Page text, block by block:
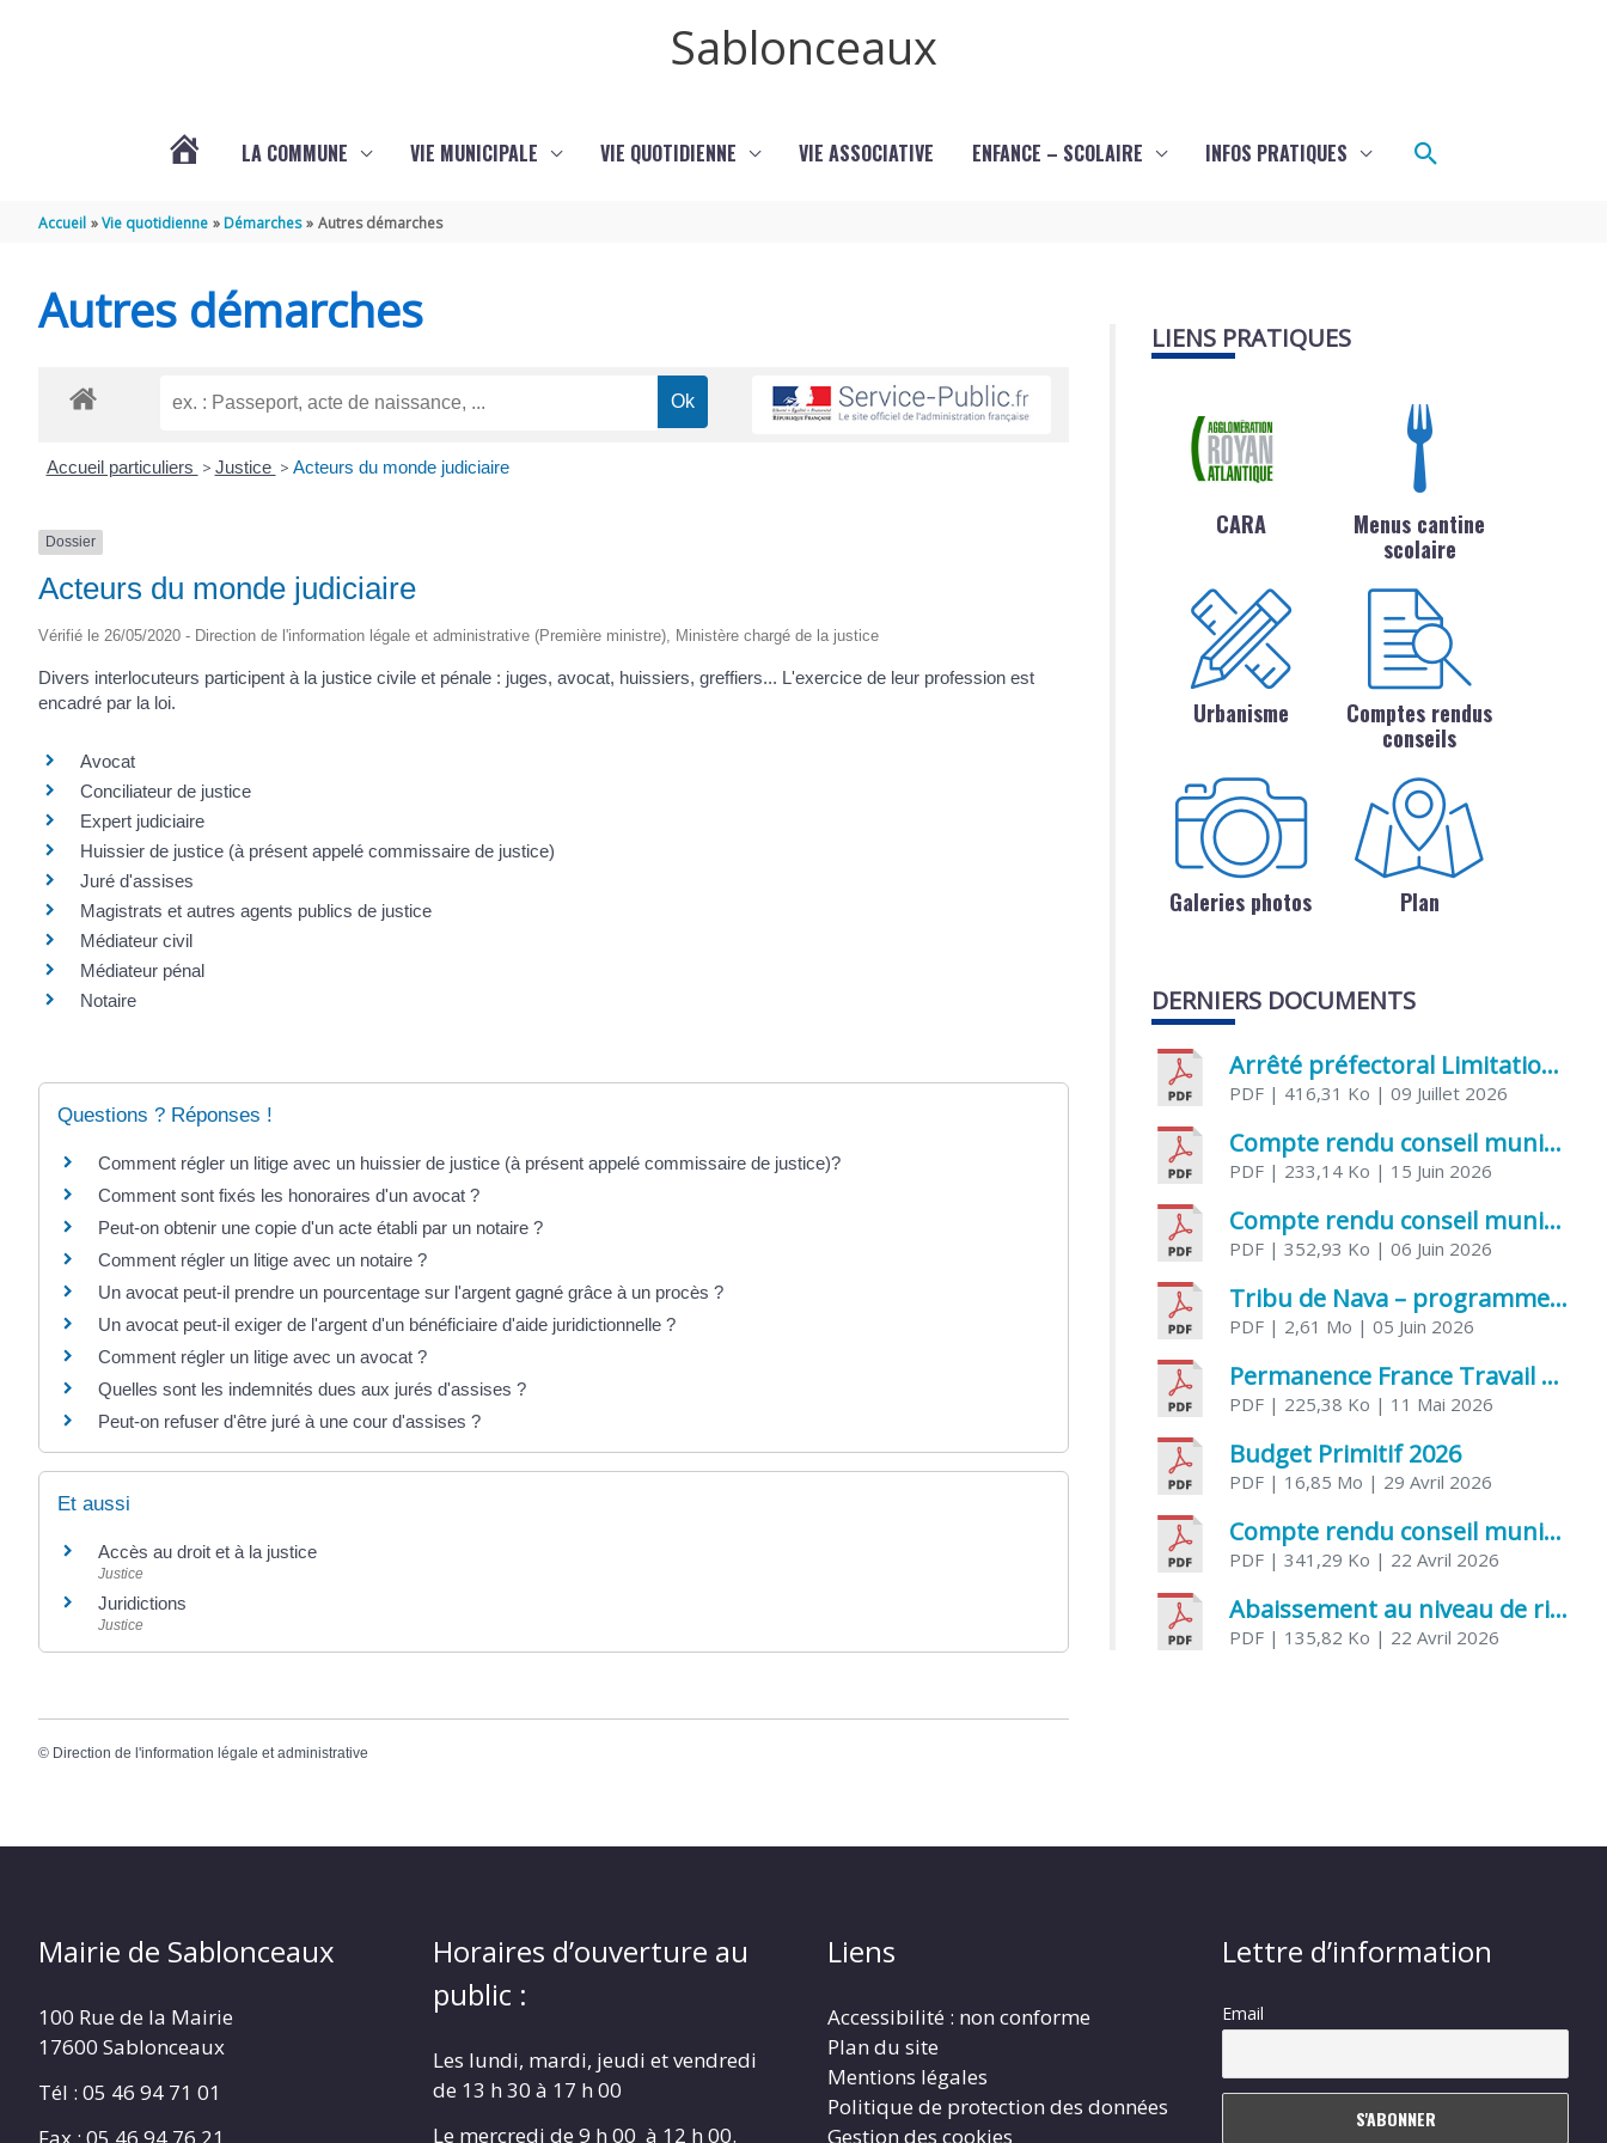
Sablonceaux
LA COMMUNE VIE MUNICIPALE VIE QUOTIDIENNE VIE ASSOCIATIVE ENFANCE – SCOLAIRE INFOS PRATIQUES Rechercher
Accueil Vie quotidienne Démarches Autres démarches
Autres démarches
Accueil particuliers > Justice > Acteurs du monde judiciaire
Dossier
Acteurs du monde judiciaire
Vérifié le 26/05/2020 - Direction de l'information légale et administrative (Première ministre), Ministère chargé de la justice
Divers interlocuteurs participent à la justice civile et pénale : juges, avocat, huissiers, greffiers... L'exercice de leur profession est
encadré par la loi.
Avocat
Conciliateur de justice
Expert judiciaire
Huissier de justice (à présent appelé commissaire de justice)
Juré d'assises
Magistrats et autres agents publics de justice
Médiateur civil
Médiateur pénal
Notaire
Questions ? Réponses !
Comment régler un litige avec un huissier de justice (à présent appelé commissaire de justice)?
Comment sont fixés les honoraires d'un avocat ?
Peut-on obtenir une copie d'un acte établi par un notaire ?
Comment régler un litige avec un notaire ?
Un avocat peut-il prendre un pourcentage sur l'argent gagné grâce à un procès ?
Un avocat peut-il exiger de l'argent d'un bénéficiaire d'aide juridictionnelle ?
Comment régler un litige avec un avocat ?
Quelles sont les indemnités dues aux jurés d'assises ?
Peut-on refuser d'être juré à une cour d'assises ?
Et aussi
Accès au droit et à la justice
Justice
Juridictions
Justice
© Direction de l'information légale et administrative
LIENS PRATIQUES
CARA
Menus cantine
scolaire
Urbanisme
Comptes rendus
conseils
Galeries photos Plan
DERNIERS DOCUMENTS
Arrêté préfectoral Limitation provisoire des usages de l’eau
PDF | 416,31 Ko | 09 Juillet 2026
Compte rendu conseil municipal 5 juin 2026 sénatoriale
PDF | 233,14 Ko | 15 Juin 2026
Compte rendu conseil municipal – 21 avril 2026
PDF | 352,93 Ko | 06 Juin 2026
Tribu de Nava – programme et inscriptions été 2026
PDF | 2,61 Mo | 05 Juin 2026
Permanence France Travail au CCAS de Saujon Juin 2026
PDF | 225,38 Ko | 11 Mai 2026
Budget Primitif 2026
PDF | 16,85 Mo | 29 Avril 2026
Compte rendu conseil municipal – 7 avril 2026
PDF | 341,29 Ko | 22 Avril 2026
Abaissement au niveau de risque modéré de l’Influenza aviaire
PDF | 135,82 Ko | 22 Avril 2026
Mairie de Sablonceaux
100 Rue de la Mairie
17600 Sablonceaux
Tél : 05 46 94 71 01
Fax : 05 46 94 76 21
Horaires d’ouverture au
public :
Les lundi, mardi, jeudi et vendredi
de 13 h 30 à 17 h 00
Le mercredi de 9 h 00 à 12 h 00.
Liens
Accessibilité : non conforme
Plan du site
Mentions légales
Politique de protection des données
Gestion des cookies
Lettre d’information
Email